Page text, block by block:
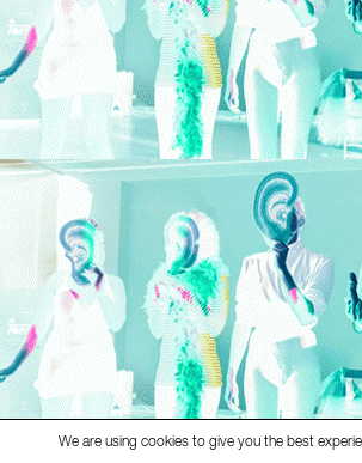
We are using cookies to give you the best